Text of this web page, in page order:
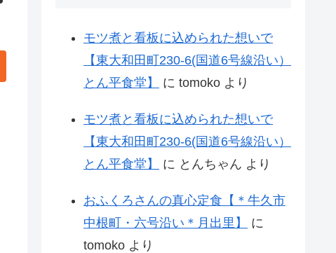
モツ煮と看板に込められた想いで
【東大和田町230-6(国道6号線沿い）
とん平食堂】
に tomoko より
モツ煮と看板に込められた想いで
【東大和田町230-6(国道6号線沿い）
とん平食堂】
に とんちゃん より
おふくろさんの真心定食【＊牛久市
中根町・六号沿い＊月出里】
に
tomoko より